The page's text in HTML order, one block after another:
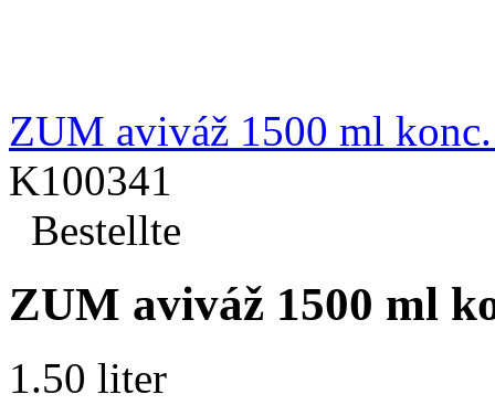
ZUM aviváž 1500 ml
K100341
Bestellte
ZUM aviváž 1500 ml
1.50 liter